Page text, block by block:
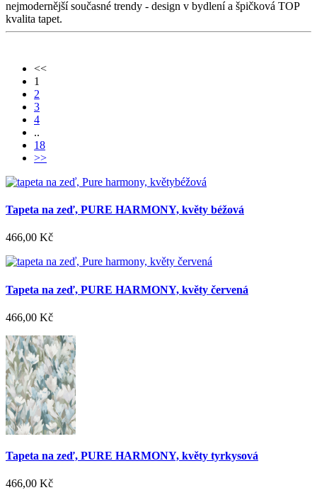
nejmodernější současné trendy - design v bydlení a špičková TOP
kvalita tapet.
<<
1
2
3
4
..
18
>>
Tapeta na zeď, PURE HARMONY, květy béžová
466,00 Kč
Tapeta na zeď, PURE HARMONY, květy červená
466,00 Kč
Tapeta na zeď, PURE HARMONY, květy tyrkysová
466,00 Kč